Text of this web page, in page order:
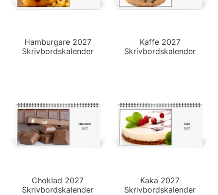
Hamburgare 2027
Skrivbordskalender
Kaffe 2027
Skrivbordskalender
Choklad 2027
Skrivbordskalender
Kaka 2027
Skrivbordskalender